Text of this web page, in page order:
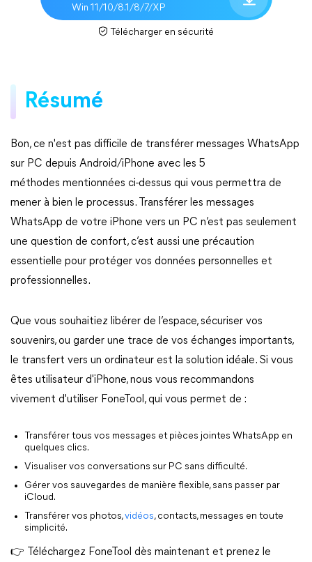
Win 11/10/8.1/8/7/XP
Télécharger en sécurité
Résumé
Bon, ce n'est pas difficile de transférer messages WhatsApp
sur PC depuis Android/iPhone avec les 5
méthodes mentionnées ci-dessus qui vous permettra de
mener à bien le processus. Transférer les messages
WhatsApp de votre iPhone vers un PC n’est pas seulement
une question de confort, c’est aussi une précaution
essentielle pour protéger vos données personnelles et
professionnelles.
Que vous souhaitiez libérer de l’espace, sécuriser vos
souvenirs, ou garder une trace de vos échanges importants,
le transfert vers un ordinateur est la solution idéale. Si vous
êtes utilisateur d'iPhone, nous vous recommandons
vivement d'utiliser FoneTool, qui vous permet de :
Transférer tous vos messages et pièces jointes WhatsApp en
quelques clics.
Visualiser vos conversations sur PC sans difficulté.
Gérer vos sauvegardes de manière flexible, sans passer par
iCloud.
Transférer vos photos,vidéos, contacts, messages en toute
simplicité.
👉 Téléchargez FoneTool dès maintenant et prenez le